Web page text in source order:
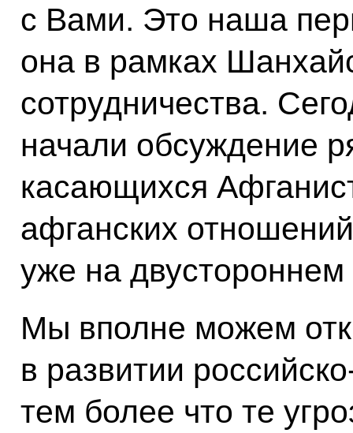
с Вами. Это наша
она в рамках
сотрудничества.
начали обсуждение
касающихся
афганских
уже на двустороннем
Мы вполне можем
в развитии
тем более что те